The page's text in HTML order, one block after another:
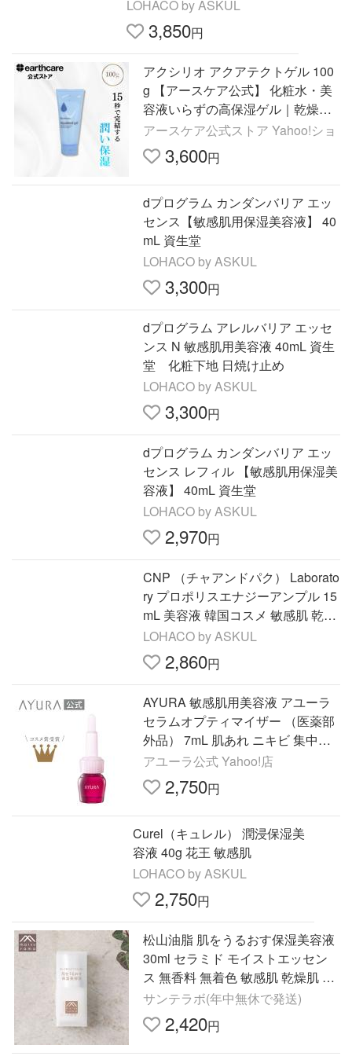
LOHACO by ASKUL
3,850円
アクシリオ アクアテクトゲル 100
g 【アースケア公式】 化粧水・美
容液いらずの高保湿ゲル｜乾燥・
敏感肌・毛穴・シミ対策に エタノ
ール不使用
アースケア公式ストア Yahoo!ショ
3,600円
dプログラム カンダンバリア エッ
センス【敏感肌用保湿美容液】 40
mL 資生堂
LOHACO by ASKUL
3,300円
dプログラム アレルバリア エッセ
ンス N 敏感肌用美容液 40mL 資生
堂 化粧下地 日焼け止め
LOHACO by ASKUL
3,300円
dプログラム カンダンバリア エッ
センス レフィル 【敏感肌用保湿美
容液】 40mL 資生堂
LOHACO by ASKUL
2,970円
CNP （チャアンドパク） Laborato
ry プロポリスエナジーアンプル 15
mL 美容液 韓国コスメ 敏感肌 乾燥
肌 DHOLIC FBL
LOHACO by ASKUL
2,860円
AYURA 敏感肌用美容液 アユーラ
セラムオプティマイザー （医薬部
外品） 7mL 肌あれ ニキビ 集中ケ
ア 薬用美容液 無添加 オイルフリ
ー 爆買
アユーラ公式 Yahoo!店
2,750円
Curel（キュレル） 潤浸保湿美
容液 40g 花王 敏感肌
LOHACO by ASKUL
2,750円
松山油脂 肌をうるおす保湿美容液
30ml セラミド モイストエッセン
ス 無香料 無着色 敏感肌 乾燥肌 ハ
リ 美容液 保湿 Mマーク
サンテラボ(年中無休で発送)
2,420円